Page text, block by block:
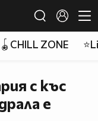
🪀CHILL ZONE
с къс
е